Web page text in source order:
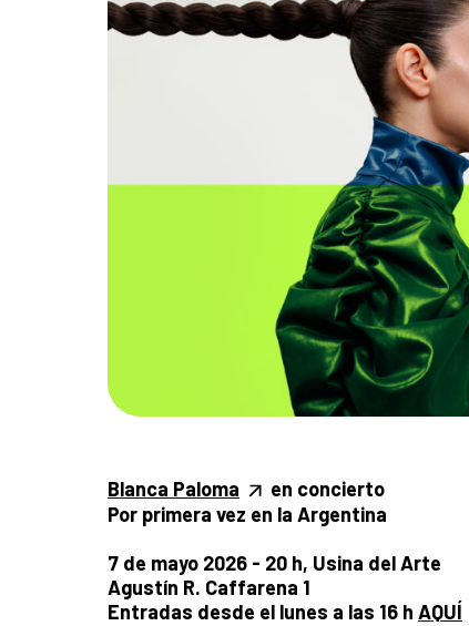
Blanca Paloma
en concierto
Por primera vez en la Argentina
7 de mayo 2026 - 20 h, Usina del Arte
Agustín R. Caffarena 1
Entradas desde el lunes a las 16 h AQUÍ